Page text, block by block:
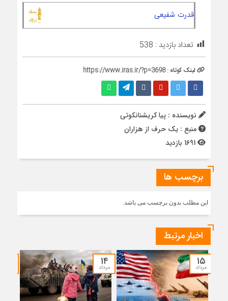
قدرت شفیعی
تعداد بازدید : 538
لینک کوتاه :https://www.iras.ir/?p=3698
نویسنده : پیا کریشنانکوتی
منبع : یک حرف از هزاران
برچسب ها
این مطلب بدون برچسب می باشد.
اخبار مرتبط
۱۵
مرداد ۱۴
مرداد